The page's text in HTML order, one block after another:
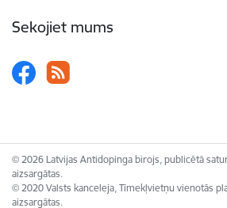
Sekojiet mums
© 2026 Latvijas Antidopinga birojs, publicētā
aizsargātas.
© 2020 Valsts kanceleja, Tīmekļvietņu vienotās
aizsargātas.